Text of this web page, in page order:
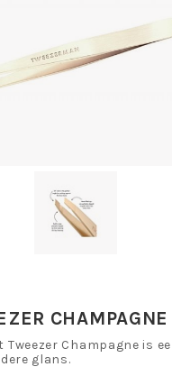
CHAMPAGNE
Tweezer Champagne is
glans.